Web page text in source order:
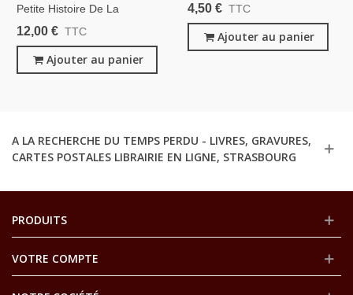
Petite Histoire De La
Littérature Française, Emile
Age XVIIe S. XVIIIe S., Gallia,
Cuir,
12,00 € TTC
Ajouter au panier
Michel Ragon, 1994 -
Siècle,
4,50 € TTC
Ajouter au panier
A LA RECHERCHE DU TEMPS PERDU - LIVRES, GRAVURES,
CARTES POSTALES LIBRAIRIE EN LIGNE, STRASBOURG
PRODUITS
VOTRE COMPTE